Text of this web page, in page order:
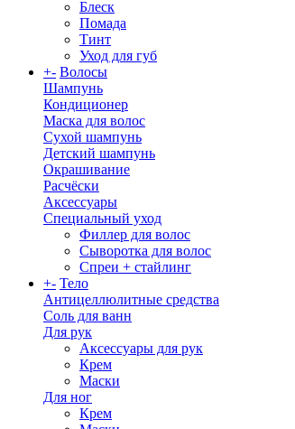
Блеск
Помада
Тинт
Уход для губ
+- Волосы
Шампунь
Кондиционер
Маска для волос
Сухой шампунь
Детский шампунь
Окрашивание
Расчёски
Аксессуары
Специальный уход
Филлер для волос
Сыворотка для волос
Спреи + стайлинг
+- Тело
Антицеллюлитные средства
Соль для ванн
Для рук
Аксессуары для рук
Крем
Маски
Для ног
Крем